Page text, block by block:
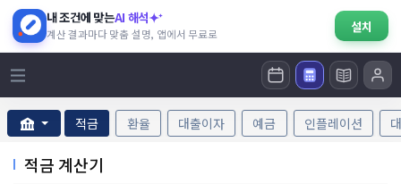
내 조건에 맞는AI 해석
계산 결과마다 맞춤 설명, 앱에서 무료로 설치
적금 환율 대출이자 예금 인플레이션
적금 계산기